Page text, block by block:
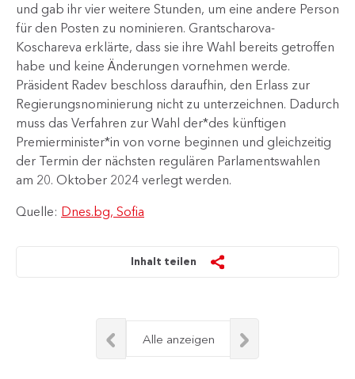
und gab ihr vier weitere Stunden, um eine andere Person
für den Posten zu nominieren. Grantscharova-
Koschareva erklärte, dass sie ihre Wahl bereits getroffen
habe und keine Änderungen vornehmen werde.
Präsident Radev beschloss daraufhin, den Erlass zur
Regierungsnominierung nicht zu unterzeichnen. Dadurch
muss das Verfahren zur Wahl der*des künftigen
Premierminister*in von vorne beginnen und gleichzeitig
der Termin der nächsten regulären Parlamentswahlen
am 20. Oktober 2024 verlegt werden.
Quelle: Dnes.bg, Sofia
Inhalt teilen
Alle anzeigen